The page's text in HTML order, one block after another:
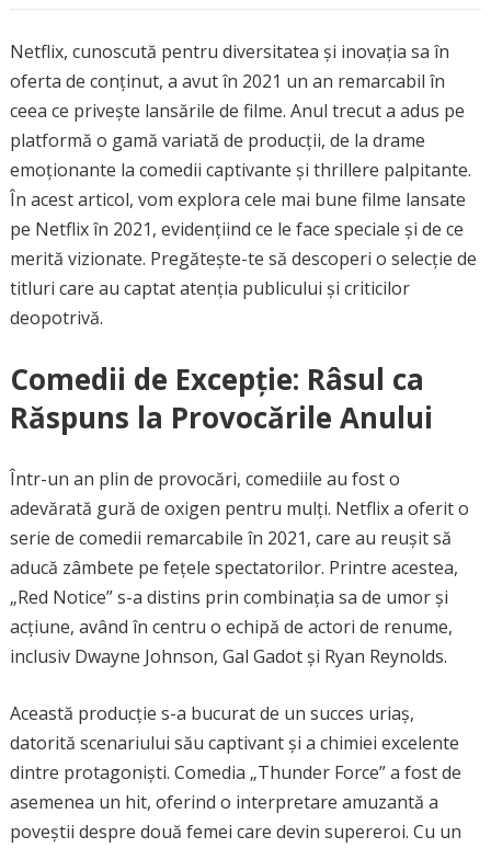
Netflix, cunoscută pentru diversitatea și inovația sa în
oferta de conținut, a avut în 2021 un an remarcabil în
ceea ce privește lansările de filme. Anul trecut a adus pe
platformă o gamă variată de producții, de la drame
emoționante la comedii captivante și thrillere palpitante.
În acest articol, vom explora cele mai bune filme lansate
pe Netflix în 2021, evidențiind ce le face speciale și de ce
merită vizionate. Pregătește-te să descoperi o selecție de
titluri care au captat atenția publicului și criticilor
deopotrivă.
Comedii de Excepție: Râsul ca
Răspuns la Provocările Anului
Într-un an plin de provocări, comediile au fost o
adevărată gură de oxigen pentru mulți. Netflix a oferit o
serie de comedii remarcabile în 2021, care au reușit să
aducă zâmbete pe fețele spectatorilor. Printre acestea,
„Red Notice” s-a distins prin combinația sa de umor și
acțiune, având în centru o echipă de actori de renume,
inclusiv Dwayne Johnson, Gal Gadot și Ryan Reynolds.
Această producție s-a bucurat de un succes uriaș,
datorită scenariului său captivant și a chimiei excelente
dintre protagoniști. Comedia „Thunder Force” a fost de
asemenea un hit, oferind o interpretare amuzantă a
poveștii despre două femei care devin supereroi. Cu un